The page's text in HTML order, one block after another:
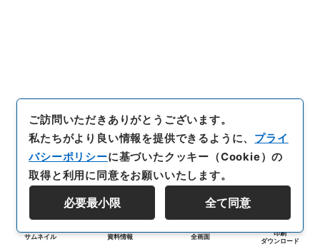
サムネイル 資料情報 全画面
印刷
ダウンロード
ご訪問いただきありがとうございます。
私たちがより良い情報を提供できるように、 プライ
バシーポリシーに基づいたクッキー（Cookie）の
取得と利用に同意をお願いいたします。
必要最小限 全て同意